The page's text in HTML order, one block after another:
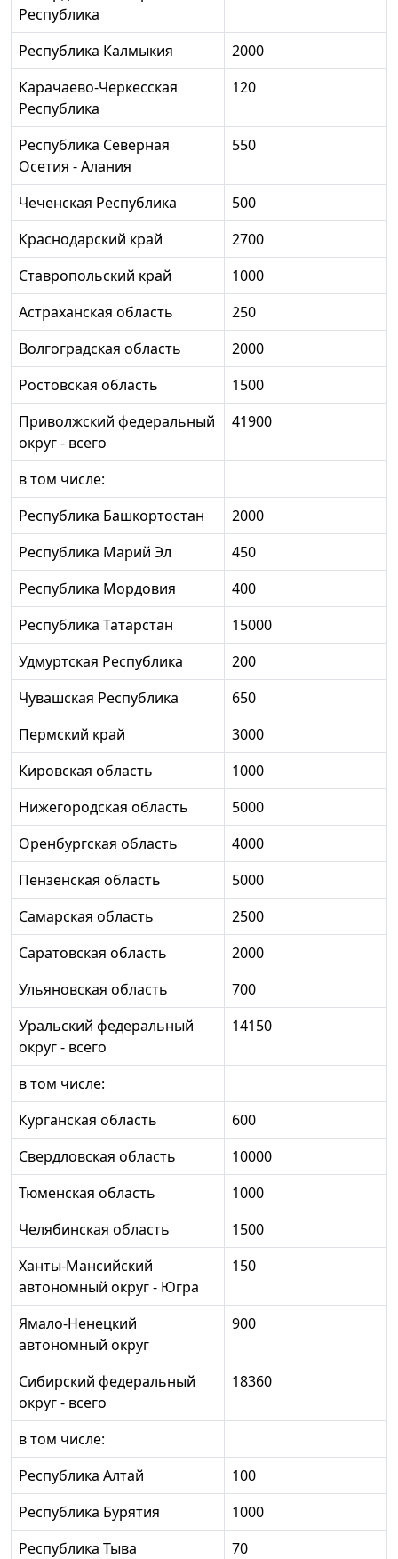
Республика
Республика Калмыкия
2000
Карачаево-Черкесская
Республика
120
Республика Северная
Осетия - Алания
550
Чеченская Республика
500
Краснодарский край
2700
Ставропольский край
1000
Астраханская область
250
Волгоградская область
2000
Ростовская область
1500
Приволжский федеральный
округ - всего
41900
в том числе:
Республика Башкортостан
2000
Республика Марий Эл
450
Республика Мордовия
400
Республика Татарстан
15000
Удмуртская Республика
200
Чувашская Республика
650
Пермский край
3000
Кировская область
1000
Нижегородская область
5000
Оренбургская область
4000
Пензенская область
5000
Самарская область
2500
Саратовская область
2000
Ульяновская область
700
Уральский федеральный
округ - всего
14150
в том числе:
Курганская область
600
Свердловская область
10000
Тюменская область
1000
Челябинская область
1500
Ханты-Мансийский
автономный округ - Югра
150
Ямало-Ненецкий
автономный округ
900
Сибирский федеральный
округ - всего
18360
в том числе:
Республика Алтай
100
Республика Бурятия
1000
Республика Тыва
70